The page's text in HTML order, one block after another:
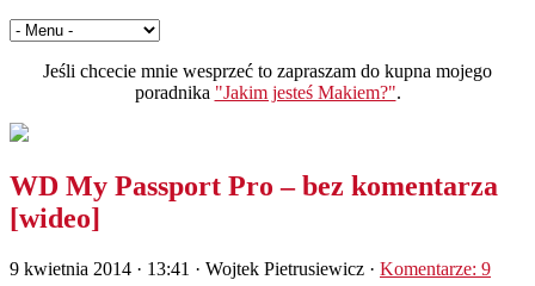
Jeśli chcecie mnie wesprzeć to zapraszam do kupna mojego
poradnika "Jakim jesteś Makiem?".
WD My Passport Pro – bez komentarza
[wideo]
9 kwietnia 2014 · 13:41 · Wojtek Pietrusiewicz · Komentarze: 9